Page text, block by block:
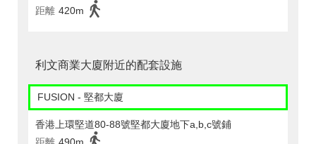
距離 420m
利文商業大廈附近的配套設施
FUSION - 堅都大廈
香港上環堅道80-88號堅都大廈地下a,b,c號鋪